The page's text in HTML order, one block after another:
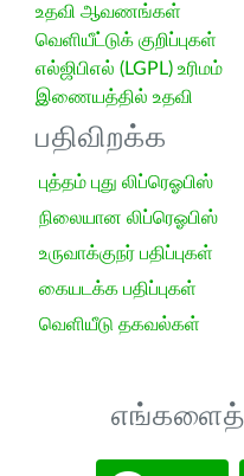
உதவி ஆவணங்கள்
வெளியீட்டுக் குறிப்புகள்
எல்ஜிபிஎல் (LGPL) உரிமம்
இணையத்தில் உதவி
பதிவிறக்க
புத்தம் புது லிப்ரெஓபிஸ்
நிலையான லிப்ரெஓபிஸ்
உருவாக்குநர் பதிப்புகள்
கையடக்க பதிப்புகள்
வெளியீடு தகவல்கள்